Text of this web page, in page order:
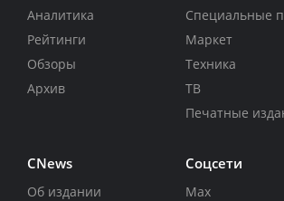
Аналитика
Рейтинги
Обзоры
Архив
Специальные
Маркет
Техника
ТВ
Печатные
CNews
Об издании
Соцсети
Max